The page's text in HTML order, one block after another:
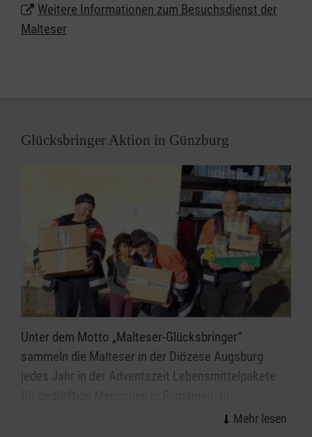
Weitere Informationen zum Besuchsdienst der
Malteser
Glücksbringer Aktion in Günzburg
Unter dem Motto „Malteser-Glücksbringer“
sammeln die Malteser in der Diözese Augsburg
jedes Jahr in der Adventszeit Lebensmittelpakete
Zusammenarbeit mit Schulen, Kindergärten,